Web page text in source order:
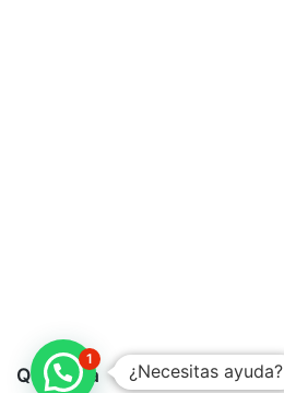
Quaroma ¿Necesitas ayuda?
1